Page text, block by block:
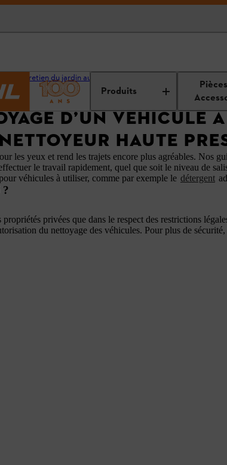
Produits
d'entretien du jardin au printemps Nettoyage extérieur :
D’UN VÉHICULE À
HAUTE
les yeux et rend les trajets encore plus agréables. Nos
le travail rapidement, quel que soit le niveau de
véhicules à utiliser, comme par exemple le détergent
?
privées que dans le respect des restrictions
du nettoyage des véhicules. Pour plus de